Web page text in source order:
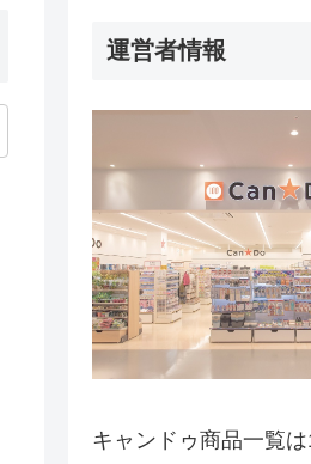
運営者情報
キャンドゥ商品一覧